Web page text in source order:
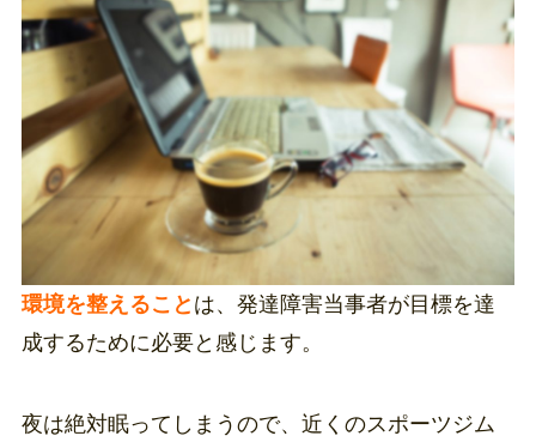
環境を整えること は、発達障害当事者が目標を達
成するために必要と感じます。
夜は絶対眠ってしまうので、近くのスポーツジム